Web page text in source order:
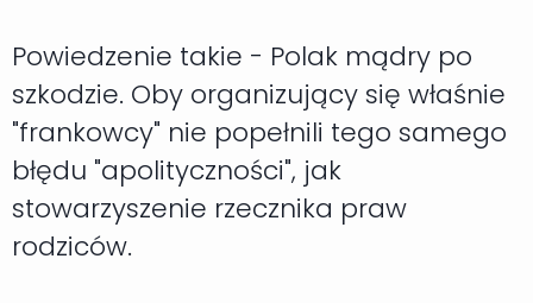
Powiedzenie takie - Polak mądry po
szkodzie. Oby organizujący się właśnie
"frankowcy" nie popełnili tego samego
błędu "apolityczności", jak
stowarzyszenie rzecznika praw
rodziców.